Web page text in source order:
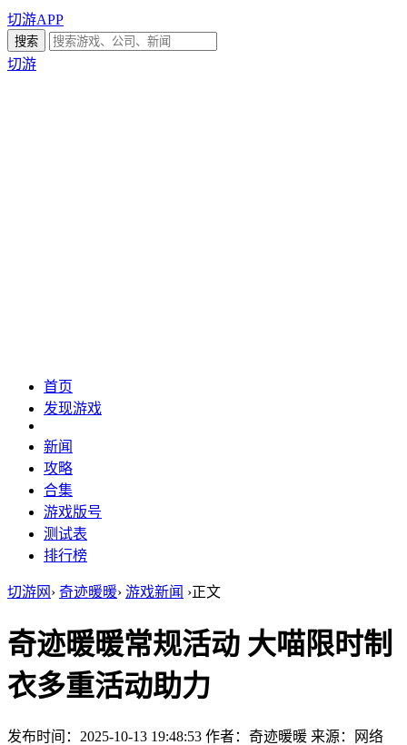
切游APP
切游
首页
发现游戏
新闻
攻略
合集
游戏版号
测试表
排行榜
切游网 › 奇迹暖暖› 游戏新闻 ›正文
奇迹暖暖常规活动 大喵限时制
衣多重活动助力
发布时间：2025-10-13 19:48:53 作者：奇迹暖暖 来源：网络